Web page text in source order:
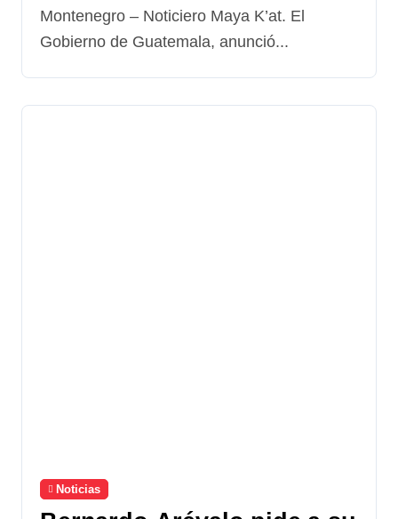
Montenegro – Noticiero Maya K’at. El
Gobierno de Guatemala, anunció...
Noticias